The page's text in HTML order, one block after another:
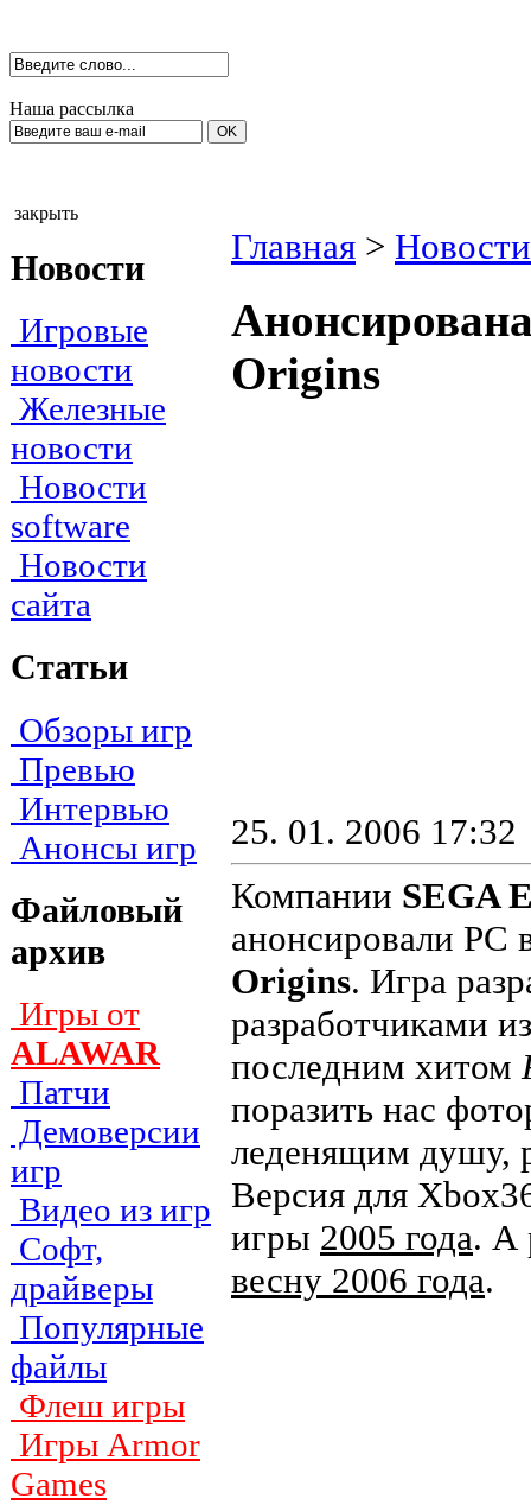
Наша рассылка
закрыть
Новости
Игровые
новости
Железные
новости
Новости
software
Новости
сайта
Статьи
Обзоры игр
Превью
Интервью
Анонсы игр
Файловый
архив
Игры от
ALAWAR
Патчи
Демоверсии
игр
Видео из игр
Софт,
драйверы
Популярные
файлы
Флеш игры
Игры Armor
Games
Главная >
Origins
25. 01. 2006 17:32
Компании SEGA
анонсировали
Origins. Игра
разработчиками
последним хитом
поразить нас
леденящим душу,
Версия для
игры 2005 года. А
весну 2006 года.